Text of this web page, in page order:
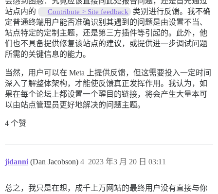
站点内的
Contribute > Site feedback
类别进行反馈。我不确
定普通终端用户能否准确识别其遇到的问题是由设置不当、
站点特定的定制主题，还是第三方插件等引起的。此外，他
们也不具备提供修复该站点的建议，或提供进一步调试问题
所需的关键信息的能力。
当然，用户可以在 Meta 上提供反馈，但这需要投入一定时间
深入了解整体架构，才能使反馈真正发挥作用。我认为，如
果在每个论坛上都设置一个醒目的链接，将会产生大量本可
以由站点管理员更好地解决的问题主题。
4 个赞
jidanni (Dan Jacobson) 2023 年3 月 20 日 03:11
4
总之，我只是在想，成千上万网站的最终用户没有直接与你